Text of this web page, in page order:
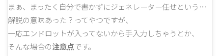
まぁ、まったく自分で書かずにジェネレーター任せという…
解説の意味あった？ってやつですが、
一応エンドロットが入ってないから手入力しちゃうとか、
そんな場合の注意点です。